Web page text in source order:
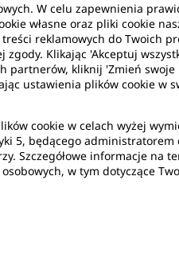
Godzina
Bezpłatne
W celu zapewnienia
własne oraz pliki cookie
reklamowych do Twoich
Klikając 'Akceptuj
partnerów, kliknij 'Zmień
ustawienia plików cookie w
cookie w celach wyżej
5, będącego
Szczegółowe informacje na
w tym dotyczące